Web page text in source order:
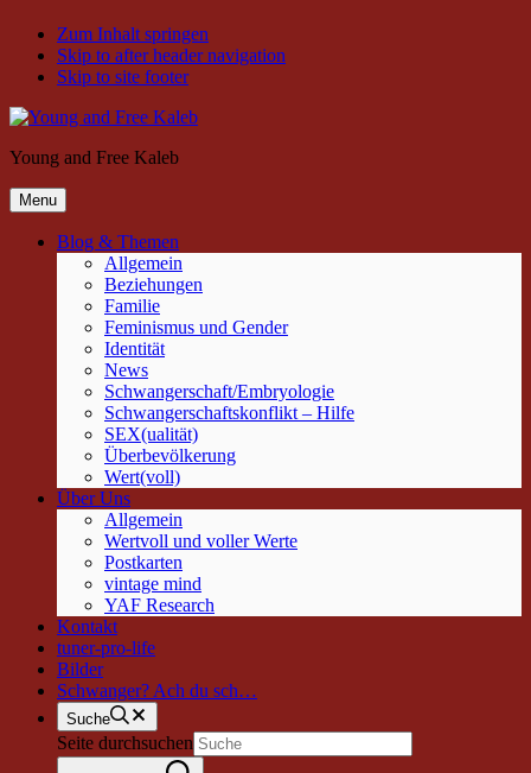
Zum Inhalt springen
Skip to after header navigation
Skip to site footer
Young and Free Kaleb
Menu
Blog & Themen
Allgemein
Beziehungen
Familie
Feminismus und Gender
Identität
News
Schwangerschaft/Embryologie
Schwangerschaftskonflikt – Hilfe
SEX(ualität)
Überbevölkerung
Wert(voll)
Über Uns
Allgemein
Wertvoll und voller Werte
Postkarten
vintage mind
YAF Research
Kontakt
tuner-pro-life
Bilder
Schwanger? Ach du sch…
Suche
Seite durchsuchen